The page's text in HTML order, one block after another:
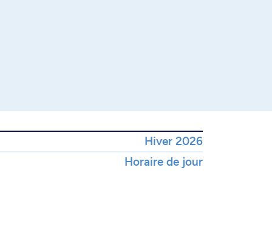
Hiver 2026
Horaire de jour